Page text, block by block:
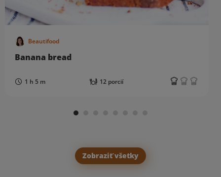
Beautifood
Banana bread
1 h 5 m 12 porcií
Zobraziť všetky